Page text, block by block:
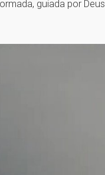
guiada por Deus.